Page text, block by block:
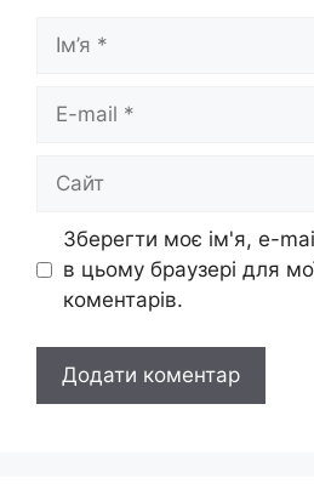
Ім’я
Сайт
Зберегти моє ім'я, e-
в цьому браузері для
коментарів.